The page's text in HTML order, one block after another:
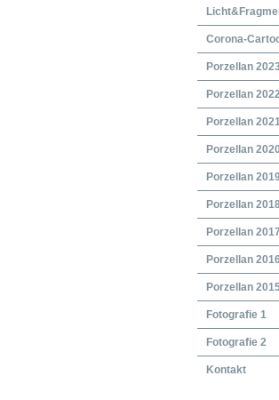
Corona-
Porzellan
Porzellan
Porzellan
Porzellan 2020
Porzellan
Porzellan
Porzellan 2017
Porzellan 2016
Porzellan
Fotografie 1
Fotografie 2
Kontakt